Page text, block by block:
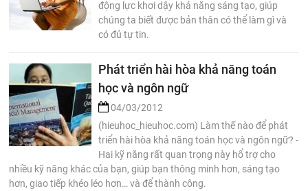
động lực khơi dậy khả năng sáng tạo, giúp
chúng ta biết được bản thân có thể làm gì và
có đủ tự tin.
Phát triển hài hòa khả năng toán
học và ngôn ngữ
04/03/2012
(hieuhoc_hieuhoc.com) Làm thế nào để phát
triển hài hòa khả năng toán học và ngôn ngữ? -
Hai kỹ năng rất quan trọng này hổ trợ cho
nhiều kỹ năng khác của bạn, giúp bạn thông minh hơn, sáng tạo
hơn, giao tiếp khéo léo hơn… và để thành công.